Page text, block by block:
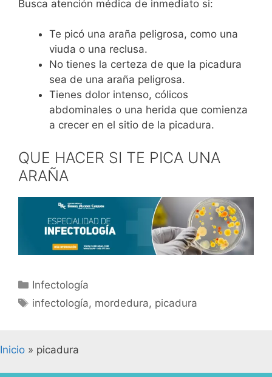
Busca atención médica de inmediato si:
Te picó una araña peligrosa, como una
viuda o una reclusa.
No tienes la certeza de que la picadura
sea de una araña peligrosa.
Tienes dolor intenso, cólicos
abdominales o una herida que comienza
a crecer en el sitio de la picadura.
QUE HACER SI TE PICA UNA
ARAÑA
Infectología
infectología, mordedura, picadura
Inicio » picadura